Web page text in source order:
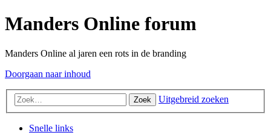
Manders Online forum
Manders Online al jaren een rots in de branding
Doorgaan naar inhoud
Zoek Uitgebreid zoeken
Snelle links